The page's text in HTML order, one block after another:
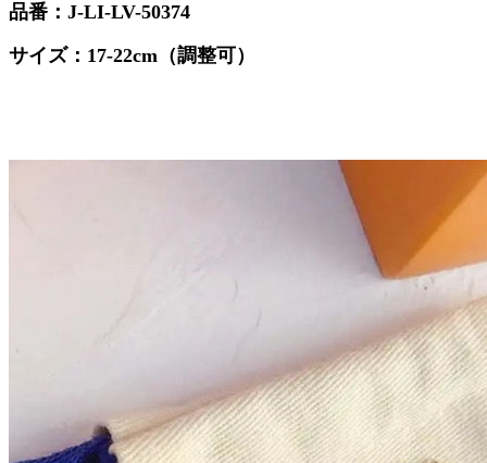
品番：J-LI-LV-50374
サイズ：17-22cm（調整可）